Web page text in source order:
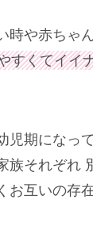
時や赤ちゃ
すくてイイ
児期になっ
族それぞれ
お互いの存